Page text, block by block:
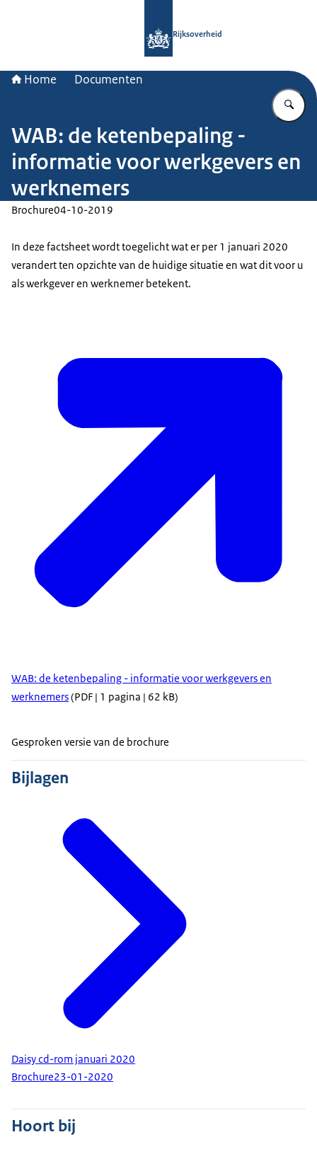
Rijksoverheid
Home Documenten
WAB: de ketenbepaling -
informatie voor werkgevers en
werknemers
Brochure04-10-2019
In deze factsheet wordt toegelicht wat er per 1 januari 2020
verandert ten opzichte van de huidige situatie en wat dit voor u
als werkgever en werknemer betekent.
WAB: de ketenbepaling - informatie voor werkgevers en
werknemers(PDF | 1 pagina | 62 kB)
Gesproken versie van de brochure
Bijlagen
Daisy cd-rom januari 2020
Brochure23-01-2020
Hoort bij